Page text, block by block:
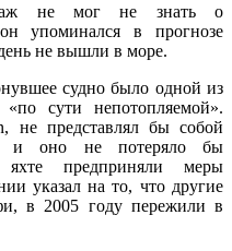
не мог не знать о
упоминался в прогнозе
не вышли в море.
судно было одной из
сути непотопляемой».
не представлял бы собой
и оно не потеряло бы
предприняли меры
указал на то, что другие
в 2005 году пережили в